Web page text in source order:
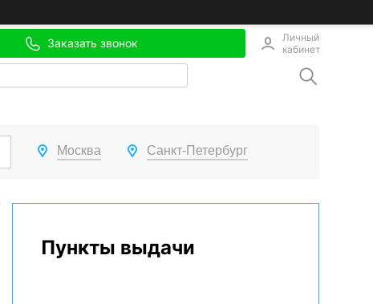
Заказать звонок
Личный
кабинет
Москва Санкт-Петербург
Пункты выдачи